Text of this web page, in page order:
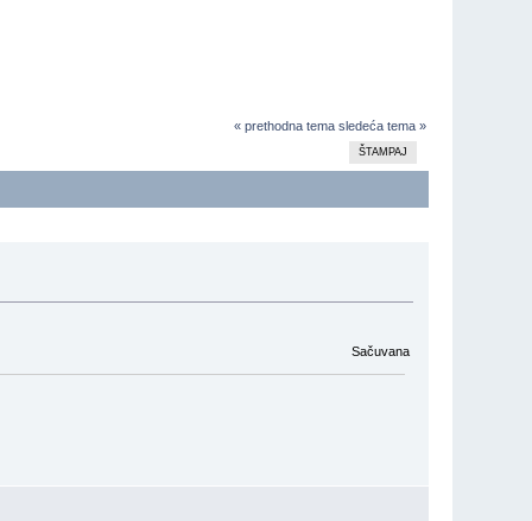
« prethodna tema sledeća tema »
ŠTAMPAJ
Sačuvana